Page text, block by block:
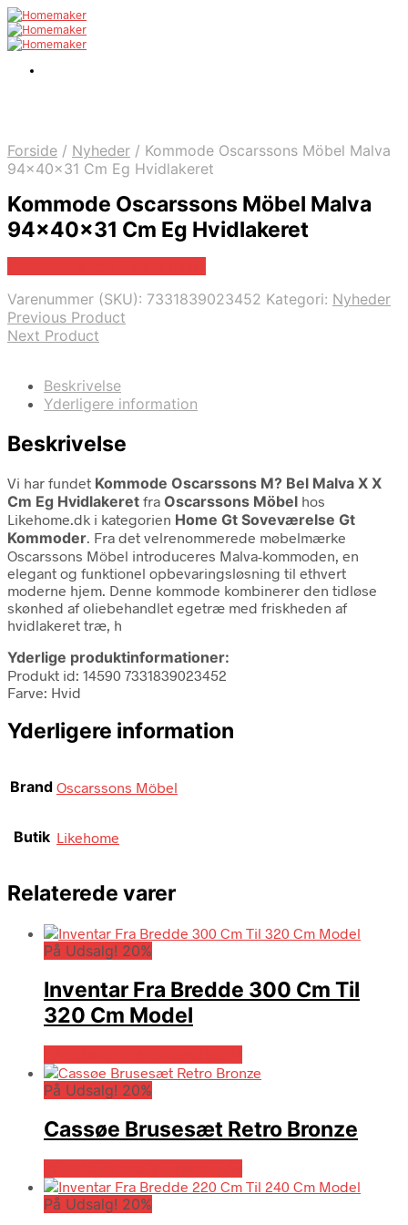
Forside / Nyheder / Kommode Oscarssons Möbel Malva
94x40x31 Cm Eg Hvidlakeret
Kommode Oscarssons Möbel Malva
94x40x31 Cm Eg Hvidlakeret
Varenummer (SKU): 7331839023452 Kategori: Nyheder
Previous Product
Next Product
Beskrivelse
Yderligere information
Beskrivelse
Vi har fundet Kommode Oscarssons M? Bel Malva X X
Cm Eg Hvidlakeret fra Oscarssons Möbel hos
Likehome.dk i kategorien Home Gt Soveværelse Gt
Kommoder. Fra det velrenommerede møbelmærke
Oscarssons Möbel introduceres Malva-kommoden, en
elegant og funktionel opbevaringsløsning til ethvert
moderne hjem. Denne kommode kombinerer den tidløse
skønhed af oliebehandlet egetræ med friskheden af
hvidlakeret træ, h
Yderlige produktinformationer:
Produkt id: 14590 7331839023452
Farve: Hvid
Yderligere information
Brand Oscarssons Möbel
Butik Likehome
Relaterede varer
På Udsalg! 20%
Inventar Fra Bredde 300 Cm Til
320 Cm Model
På Udsalg! 20%
Cassøe Brusesæt Retro Bronze
På Udsalg! 20%